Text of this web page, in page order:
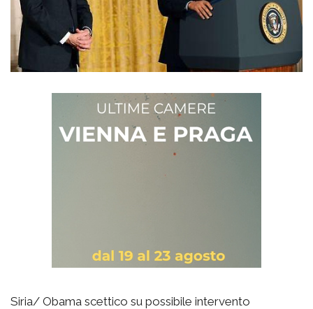
Siria/ Obama scettico su possibile intervento